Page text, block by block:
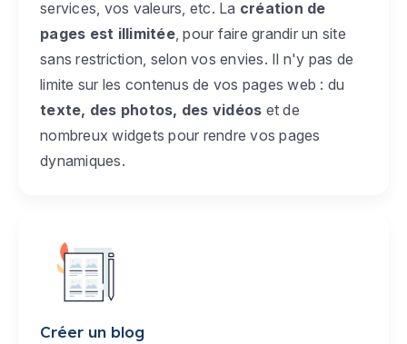
services, vos valeurs, etc. La création de
pages est illimitée, pour faire grandir un site
sans restriction, selon vos envies. Il n'y pas de
limite sur les contenus de vos pages web : du
texte, des photos, des vidéos et de
nombreux widgets pour rendre vos pages
dynamiques.
Créer un blog